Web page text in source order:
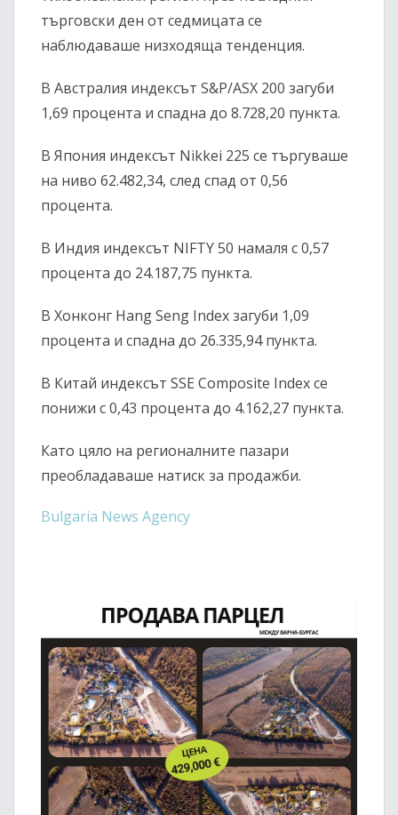
търговски ден от седмицата се
наблюдаваше низходяща тенденция.
В Австралия индексът S&P/ASX 200 загуби
1,69 процента и спадна до 8.728,20 пункта.
В Япония индексът Nikkei 225 се търгуваше
на ниво 62.482,34, след спад от 0,56
процента.
В Индия индексът NIFTY 50 намаля с 0,57
процента до 24.187,75 пункта.
В Хонконг Hang Seng Indexзагуби 1,09
процента и спадна до 26.335,94 пункта.
В Китай индексът SSE Composite Indexсе
понижи с 0,43 процента до 4.162,27 пункта.
Като цяло на регионалните пазари
преобладаваше натиск за продажби.
Bulgaria News Agency